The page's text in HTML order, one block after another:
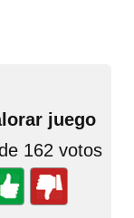
juego
162 votos